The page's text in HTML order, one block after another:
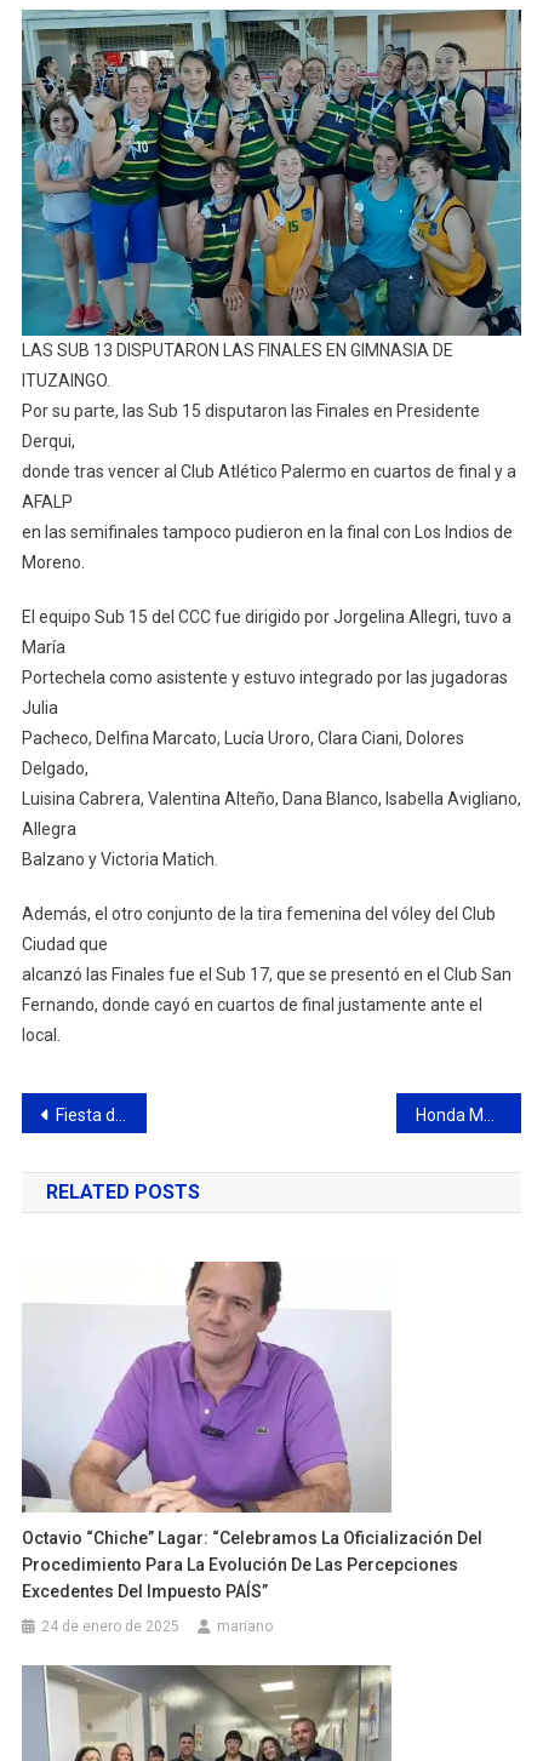
LAS SUB 13 DISPUTARON LAS FINALES EN GIMNASIA DE
ITUZAINGO.
Por su parte, las Sub 15 disputaron las Finales en Presidente
Derqui,
donde tras vencer al Club Atlético Palermo en cuartos de final y a
AFALP
en las semifinales tampoco pudieron en la final con Los Indios de
Moreno.
El equipo Sub 15 del CCC fue dirigido por Jorgelina Allegri, tuvo a
María
Portechela como asistente y estuvo integrado por las jugadoras
Julia
Pacheco, Delfina Marcato, Lucía Uroro, Clara Ciani, Dolores
Delgado,
Luisina Cabrera, Valentina Alteño, Dana Blanco, Isabella Avigliano,
Allegra
Balzano y Victoria Matich.
Además, el otro conjunto de la tira femenina del vóley del Club
Ciudad que
alcanzó las Finales fue el Sub 17, que se presentó en el Club San
Fernando, donde cayó en cuartos de final justamente ante el
local.
Navegación
de
entradas
Fiesta del Automóvil: más de 20.000 vecinos vivieron una jornada inolvidable
RELATED POSTS
Octavio “Chiche” Lagar: “Celebramos La Oficialización Del
Procedimiento Para La Evolución De Las Percepciones
Excedentes Del Impuesto PAÍS”
24 de enero de 2025 mariano